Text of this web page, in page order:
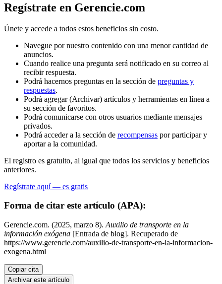
Regístrate en Gerencie.com
Únete y accede a todos estos beneficios sin costo.
Navegue por nuestro contenido con una menor cantidad de
anuncios.
Cuando realice una pregunta será notificado en su correo al
recibir respuesta.
Podrá hacernos preguntas en la sección de preguntas y
respuestas.
Podrá agregar (Archivar) artículos y herramientas en línea a
su sección de favoritos.
Podrá comunicarse con otros usuarios mediante mensajes
privados.
Podrá acceder a la sección de recompensas por participar y
aportar a la comunidad.
El registro es gratuito, al igual que todos los servicios y beneficios
anteriores.
Regístrate aquí — es gratis
Forma de citar este artículo (APA):
Gerencie.com. (2025, marzo 8). Auxilio de transporte en la
información exógena [Entrada de blog]. Recuperado de
https://www.gerencie.com/auxilio-de-transporte-en-la-informacion-
exogena.html
Copiar cita
Archivar este artículo